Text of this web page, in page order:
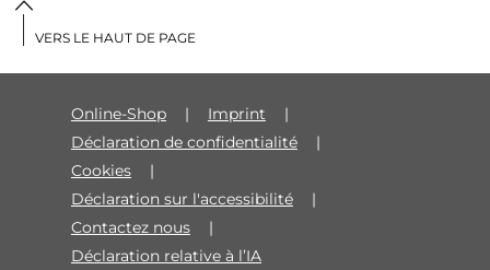
Online-Shop
Imprint
Déclaration de confidentialité
Cookies
Déclaration sur l'accessibilité
Contactez nous
Déclaration relative à l’IA
VERS LE HAUT DE PAGE